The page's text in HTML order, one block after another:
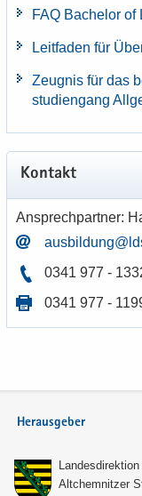
FAQ Ba­che­lor of
Leit­fa­den für
Zeug­nis für das
stu­di­en­gang
Kon­takt
An­sprech­part­ner:
0341 977 -
0341 977 -
Herausgeber
Alt­chem­nit­zer